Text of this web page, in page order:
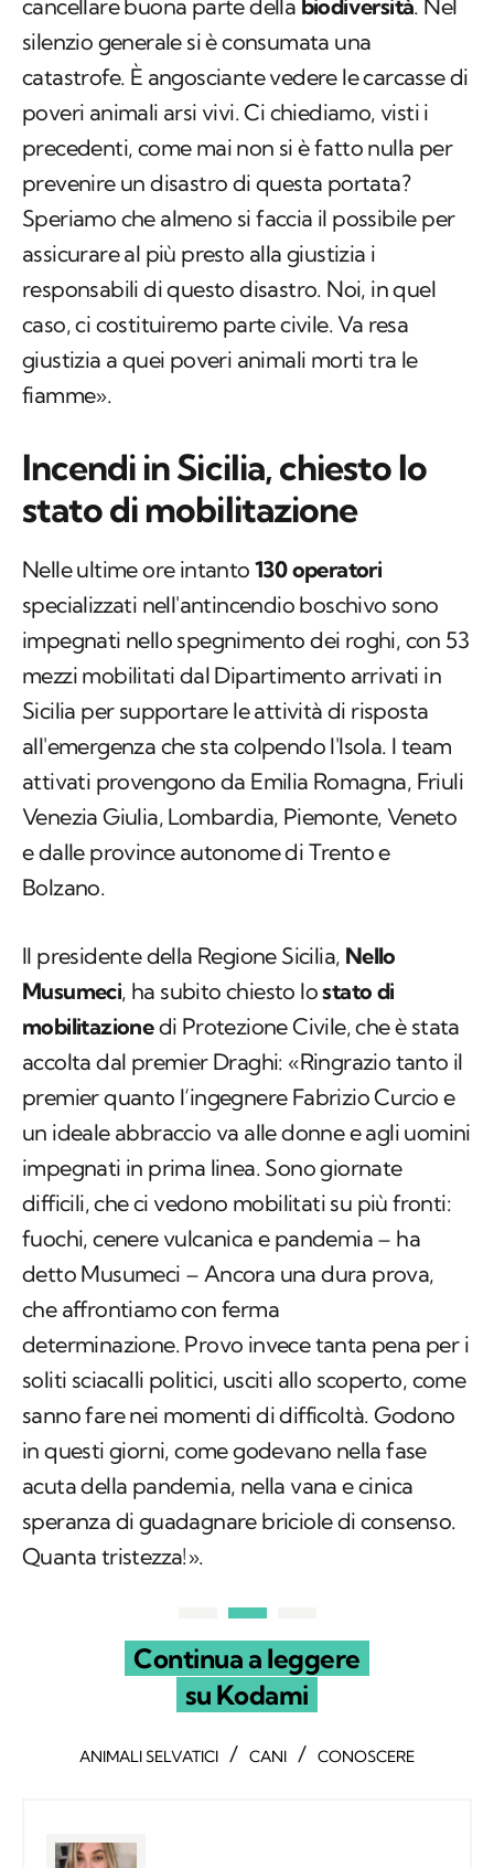
cancellare buona parte della biodiversità. Nel
silenzio generale si è consumata una
catastrofe. È angosciante vedere le carcasse di
poveri animali arsi vivi. Ci chiediamo, visti i
precedenti, come mai non si è fatto nulla per
prevenire un disastro di questa portata?
Speriamo che almeno si faccia il possibile per
assicurare al più presto alla giustizia i
responsabili di questo disastro. Noi, in quel
caso, ci costituiremo parte civile. Va resa
giustizia a quei poveri animali morti tra le
fiamme».
Incendi in Sicilia, chiesto lo
stato di mobilitazione
Nelle ultime ore intanto 130 operatori
specializzati nell'antincendio boschivo sono
impegnati nello spegnimento dei roghi, con 53
mezzi mobilitati dal Dipartimento arrivati in
Sicilia per supportare le attività di risposta
all'emergenza che sta colpendo l'Isola. I team
attivati provengono da Emilia Romagna, Friuli
Venezia Giulia, Lombardia, Piemonte, Veneto
e dalle province autonome di Trento e
Bolzano.
Il presidente della Regione Sicilia, Nello
Musumeci, ha subito chiesto lostato di
mobilitazionedi Protezione Civile, che è stata
accolta dal premier Draghi: «Ringrazio tanto il
premier quanto l’ingegnere Fabrizio Curcio e
un ideale abbraccio va alle donne e agli uomini
impegnati in prima linea. Sono giornate
difficili, che ci vedono mobilitati su più fronti:
fuochi, cenere vulcanica e pandemia – ha
detto Musumeci – Ancora una dura prova,
che affrontiamo con ferma
determinazione. Provo invece tanta pena per i
soliti sciacalli politici, usciti allo scoperto, come
sanno fare nei momenti di difficoltà. Godono
in questi giorni, come godevano nella fase
acuta della pandemia, nella vana e cinica
speranza di guadagnare briciole di consenso.
Quanta tristezza!».
Continua a leggere
su Kodami
ANIMALI SELVATICI / CANI / CONOSCERE